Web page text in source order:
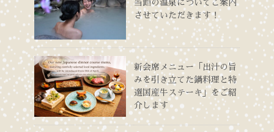
当館の温泉についてご案内
させていただきます！
新会席メニュー「出汁の旨
みを引き立てた鍋料理と特
選国産牛ステーキ」をご紹
介します